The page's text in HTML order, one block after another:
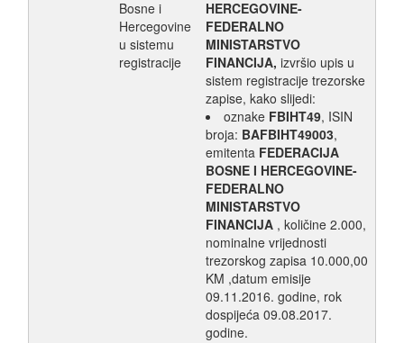
Bosne i
Hercegovine
u sistemu
registracije
HERCEGOVINE-
FEDERALNO
MINISTARSTVO
FINANCIJA, izvršio upis u
sistem registracije trezorske
zapise, kako slijedi:
oznake FBIHT49, ISIN
broja: BAFBIHT49003,
emitenta FEDERACIJA
BOSNE I HERCEGOVINE-
FEDERALNO
MINISTARSTVO
FINANCIJA , količine 2.000,
nominalne vrijednosti
trezorskog zapisa 10.000,00
KM ,datum emisije
09.11.2016. godine, rok
dospijeća 09.08.2017.
godine.